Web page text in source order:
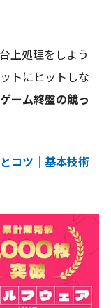
上処理をしよう
トにヒットしな
ゲーム終盤の竸っ
コツ｜基本技術